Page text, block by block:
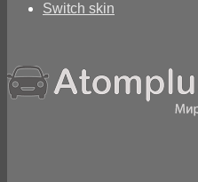
Switch skin